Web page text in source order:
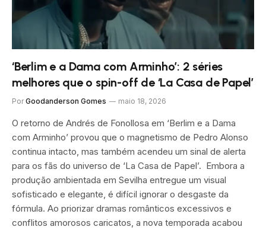
‘Berlim e a Dama com Arminho’: 2 séries
melhores que o spin-off de ‘La Casa de Papel’
Por Goodanderson Gomes maio 18, 2026
O retorno de Andrés de Fonollosa em ‘Berlim e a Dama
com Arminho’ provou que o magnetismo de Pedro Alonso
continua intacto, mas também acendeu um sinal de alerta
para os fãs do universo de ‘La Casa de Papel’. Embora a
produção ambientada em Sevilha entregue um visual
sofisticado e elegante, é difícil ignorar o desgaste da
fórmula. Ao priorizar dramas românticos excessivos e
conflitos amorosos caricatos, a nova temporada acabou